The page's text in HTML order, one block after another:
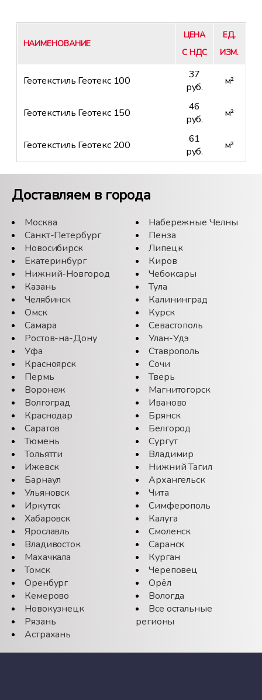
НАИМЕНОВАНИЕ
ЦЕНА
С НДС
ЕД.
ИЗМ.
Геотекстиль Геотекс 100
37
руб.
м²
Геотекстиль Геотекс 150
46
руб.
м²
Геотекстиль Геотекс 200
61
руб.
м²
Доставляем в города
Москва
Санкт-Петербург
Новосибирск
Екатеринбург
Нижний-Новгород
Казань
Челябинск
Омск
Самара
Ростов-на-Дону
Уфа
Красноярск
Пермь
Воронеж
Волгоград
Краснодар
Саратов
Тюмень
Тольятти
Ижевск
Барнаул
Ульяновск
Иркутск
Хабаровск
Ярославль
Владивосток
Махачкала
Томск
Оренбург
Кемерово
Новокузнецк
Рязань
Астрахань
Набережные Челны
Пенза
Липецк
Киров
Чебоксары
Тула
Калининград
Курск
Севастополь
Улан-Удэ
Ставрополь
Сочи
Тверь
Магнитогорск
Иваново
Брянск
Белгород
Сургут
Владимир
Нижний Тагил
Архангельск
Чита
Симферополь
Калуга
Смоленск
Саранск
Курган
Череповец
Орёл
Вологда
Все остальные
регионы